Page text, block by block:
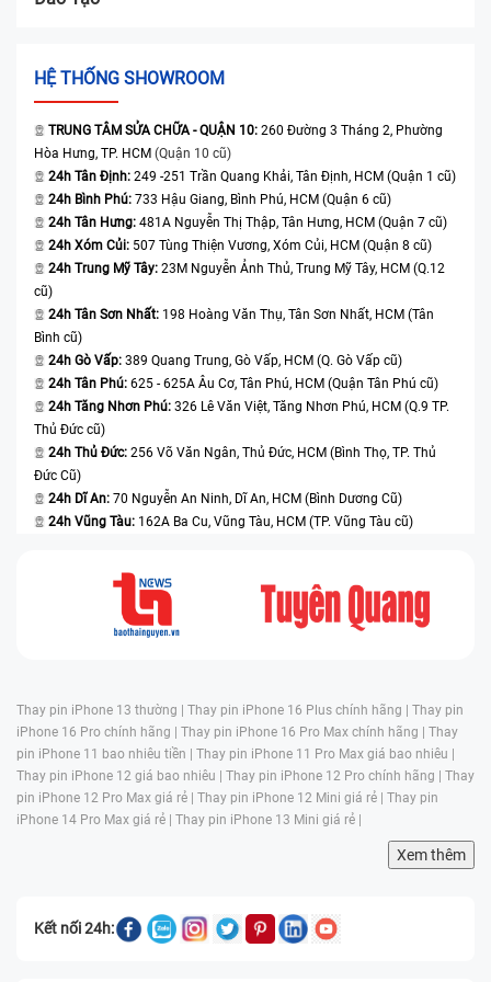
HỆ THỐNG SHOWROOM
TRUNG TÂM SỬA CHỮA - QUẬN 10: 260 Đường 3 Tháng 2, Phường
Hòa Hưng, TP. HCM (Quận 10 cũ)
24h Tân Định: 249 -251 Trần Quang Khải, Tân Định, HCM (Quận 1 cũ)
24h Bình Phú: 733 Hậu Giang, Bình Phú, HCM (Quận 6 cũ)
24h Tân Hưng: 481A Nguyễn Thị Thập, Tân Hưng, HCM (Quận 7 cũ)
24h Xóm Củi: 507 Tùng Thiện Vương, Xóm Củi, HCM (Quận 8 cũ)
24h Trung Mỹ Tây: 23M Nguyễn Ảnh Thủ, Trung Mỹ Tây, HCM (Q.12
cũ)
24h Tân Sơn Nhất: 198 Hoàng Văn Thụ, Tân Sơn Nhất, HCM (Tân
Bình cũ)
24h Gò Vấp: 389 Quang Trung, Gò Vấp, HCM (Q. Gò Vấp cũ)
24h Tân Phú: 625 - 625A Âu Cơ, Tân Phú, HCM (Quận Tân Phú cũ)
24h Tăng Nhơn Phú: 326 Lê Văn Việt, Tăng Nhơn Phú, HCM (Q.9 TP.
Thủ Đức cũ)
24h Thủ Đức: 256 Võ Văn Ngân, Thủ Đức, HCM (Bình Thọ, TP. Thủ
Đức Cũ)
24h Dĩ An: 70 Nguyễn An Ninh, Dĩ An, HCM (Bình Dương Cũ)
24h Vũng Tàu: 162A Ba Cu, Vũng Tàu, HCM (TP. Vũng Tàu cũ)
Thay pin iPhone 13 thường | Thay pin iPhone 16 Plus chính hãng | Thay pin
iPhone 16 Pro chính hãng | Thay pin iPhone 16 Pro Max chính hãng | Thay
pin iPhone 11 bao nhiêu tiền | Thay pin iPhone 11 Pro Max giá bao nhiêu |
Thay pin iPhone 12 giá bao nhiêu | Thay pin iPhone 12 Pro chính hãng | Thay
pin iPhone 12 Pro Max giá rẻ | Thay pin iPhone 12 Mini giá rẻ | Thay pin
iPhone 14 Pro Max giá rẻ | Thay pin iPhone 13 Mini giá rẻ |
Xem thêm
Kết nối 24h: